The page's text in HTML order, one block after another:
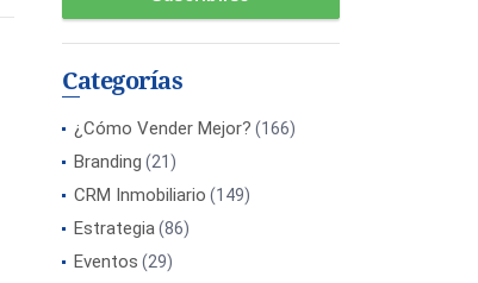
Categorías
¿Cómo Vender Mejor? (166)
Branding (21)
CRM Inmobiliario (149)
Estrategia(86)
Eventos (29)